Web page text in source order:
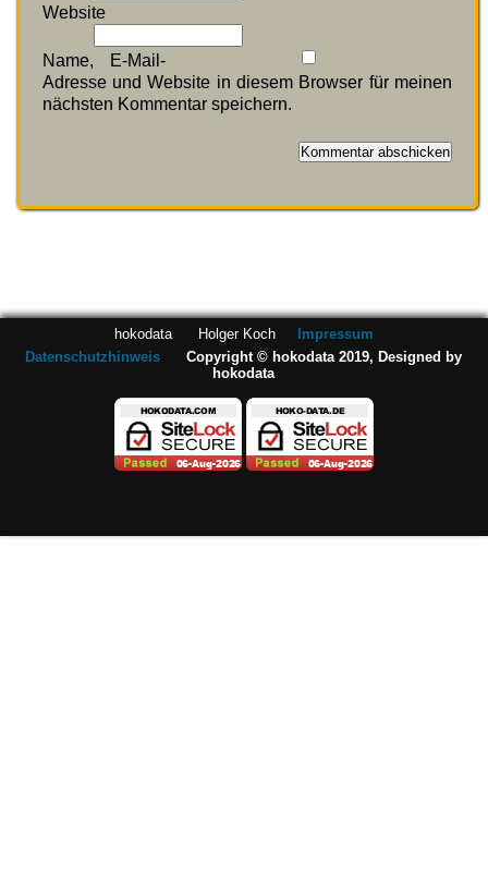
Website
Name, E-Mail-
Adresse und Website in diesem Browser für meinen
nächsten Kommentar speichern.
hokodata Holger Koch Impressum
Datenschutzhinweis
Copyright © hokodata 2019, Designed by
hokodata